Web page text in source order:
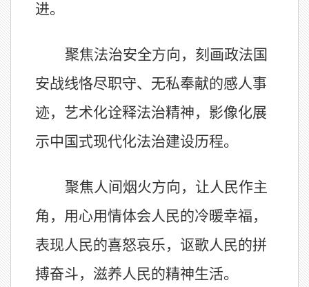
进。
聚焦法治安全方向，刻画政法国
安战线恪尽职守、无私奉献的感人事
迹，艺术化诠释法治精神，影像化展
示中国式现代化法治建设历程。
聚焦人间烟火方向，让人民作主
角，用心用情体会人民的冷暖幸福，
表现人民的喜怒哀乐，讴歌人民的拼
搏奋斗，滋养人民的精神生活。